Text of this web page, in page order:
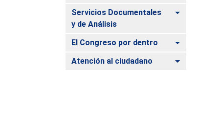
Servicios Documentales
y de Análisis
Alternar
El Congreso por dentro Alternar
Atención al ciudadano Alternar